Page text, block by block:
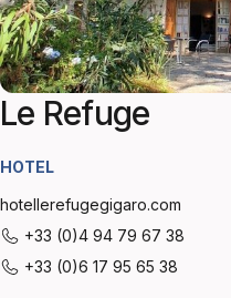
Le Refuge
HOTEL
hotellerefugegigaro.com
+33 (0)4 94 79 67 38
+33 (0)6 17 95 65 38